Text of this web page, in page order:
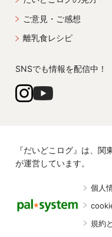
ご意見・ご感想
離乳食レシピ
SNSでも情報を配信中！
『だいどこログ』は、
が運営しています。
個人
規約